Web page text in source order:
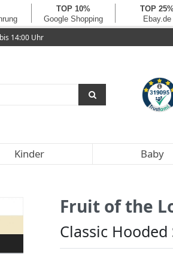
14:00 Uhr
Kinder Baby
Fruit of the
Classic Hooded